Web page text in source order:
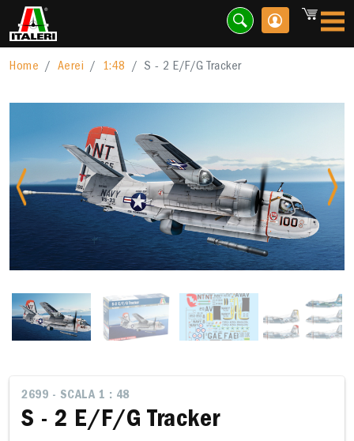
Home Aerei 1:48 S - 2 E/F/G Tracker
Previous
2699 - SCALA 1 : 48
S - 2 E/F/G Tracker